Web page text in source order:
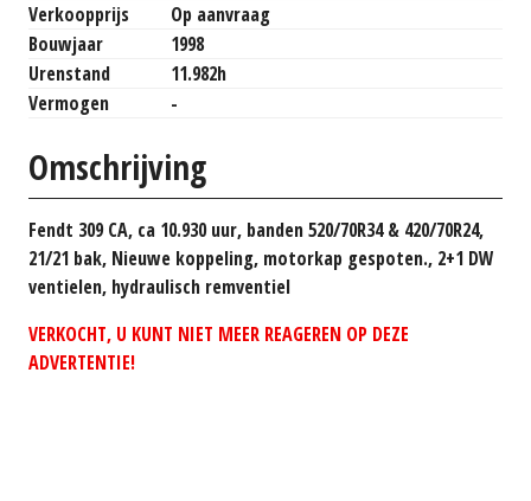
Verkoopprijs
Op aanvraag
Bouwjaar
1998
Urenstand
11.982h
Vermogen
-
Omschrijving
Fendt 309 CA, ca 10.930 uur, banden 520/70R34 & 420/70R24,
21/21 bak, Nieuwe koppeling, motorkap gespoten., 2+1 DW
ventielen, hydraulisch remventiel
VERKOCHT, U KUNT NIET MEER REAGEREN OP DEZE
ADVERTENTIE!